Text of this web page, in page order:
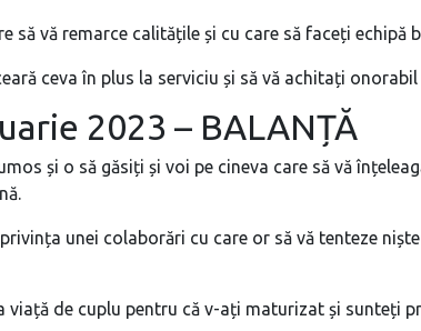
să vă remarce calitățile și cu care să faceți echipă
ceva în plus la serviciu și să vă achitați
2023 – BALANȚĂ
și o să găsiți și voi pe cineva care să vă
unei colaborări cu care or să vă tenteze
viață de cuplu pentru că v-ați maturizat și sunteți